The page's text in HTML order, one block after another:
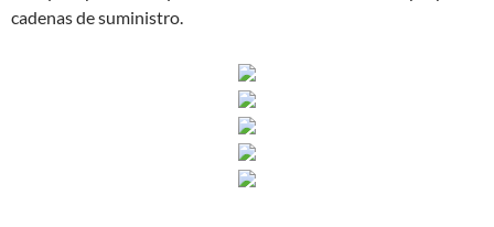
cadenas de suministro.